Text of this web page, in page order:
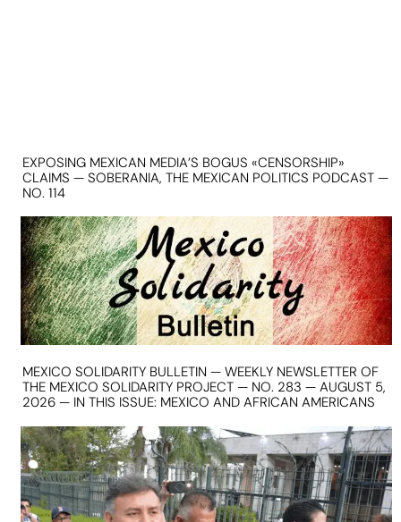
EXPOSING MEXICAN MEDIA’S BOGUS «CENSORSHIP»
CLAIMS — SOBERANIA, THE MEXICAN POLITICS PODCAST —
NO. 114
MEXICO SOLIDARITY BULLETIN — WEEKLY NEWSLETTER OF
THE MEXICO SOLIDARITY PROJECT — NO. 283 — AUGUST 5,
2026 — IN THIS ISSUE: MEXICO AND AFRICAN AMERICANS